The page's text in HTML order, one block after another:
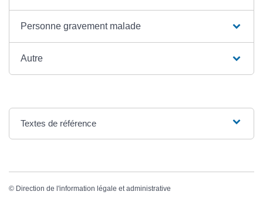
Personne gravement malade
Autre
Textes de référence
© Direction de l'information légale et administrative